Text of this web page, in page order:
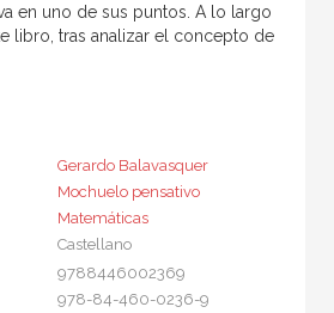
en uno de sus puntos. A lo largo
libro, tras analizar el concepto de
Gerardo Balavasquer
Mochuelo pensativo
Matemáticas
Castellano
9788446002369
978-84-460-0236-9